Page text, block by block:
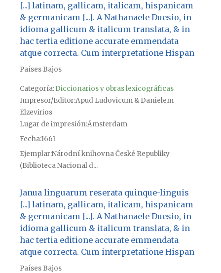
[...] latinam, gallicam, italicam, hispanicam
& germanicam [...]. A Nathanaele Duesio, in
idioma gallicum & italicum translata, & in
hac tertia editione accurate emmendata
atque correcta. Cum interpretatione Hispan
Países Bajos
Categoría:Diccionarios y obras lexicográficas
Impresor/Editor Apud Ludovicum & Danielem
Elzevirios
Lugar de impresiónÁmsterdam
Fecha1661
Ejemplar Národní knihovna České Republiky
(Biblioteca Nacional d...
Janua linguarum reserata quinque-linguis
[...] latinam, gallicam, italicam, hispanicam
& germanicam [...]. A Nathanaele Duesio, in
idioma gallicum & italicum translata, & in
hac tertia editione accurate emmendata
atque correcta. Cum interpretatione Hispan
Países Bajos